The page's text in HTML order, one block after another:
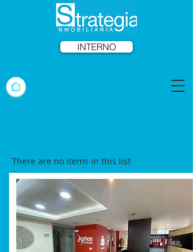
INTERNO
There are no items in this list